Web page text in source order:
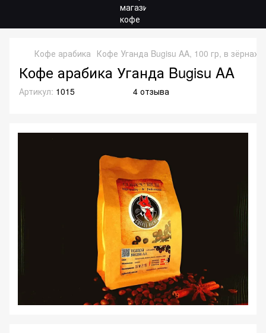
Кофе арабика Кофе Уганда Bugisu AA, 100 гр, в зёрнах
Кофе арабика Уганда Bugisu AA
Артикул: 1015 4 отзыва